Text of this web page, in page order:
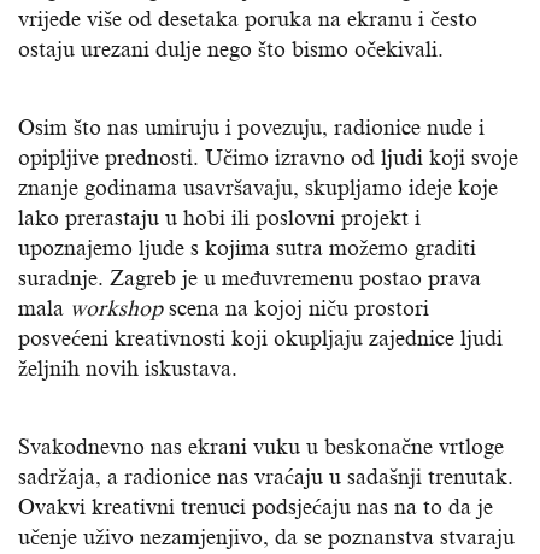
vrijede više od desetaka poruka na ekranu i često
ostaju urezani dulje nego što bismo očekivali.
Osim što nas umiruju i povezuju, radionice nude i
opipljive prednosti. Učimo izravno od ljudi koji svoje
znanje godinama usavršavaju, skupljamo ideje koje
lako prerastaju u hobi ili poslovni projekt i
upoznajemo ljude s kojima sutra možemo graditi
suradnje. Zagreb je u međuvremenu postao prava
mala workshopscena na kojoj niču prostori
posvećeni kreativnosti koji okupljaju zajednice ljudi
željnih novih iskustava.
Svakodnevno nas ekrani vuku u beskonačne vrtloge
sadržaja, a radionice nas vraćaju u sadašnji trenutak.
Ovakvi kreativni trenuci podsjećaju nas na to da je
učenje uživo nezamjenjivo, da se poznanstva stvaraju